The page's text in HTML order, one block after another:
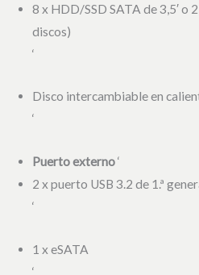
8 x HDD/SSD SATA de 3,5′ o
discos)
‘
Disco intercambiable en
‘
Puerto externo‘
2 x puerto USB 3.2 de 1.ª
‘
1 x eSATA
‘